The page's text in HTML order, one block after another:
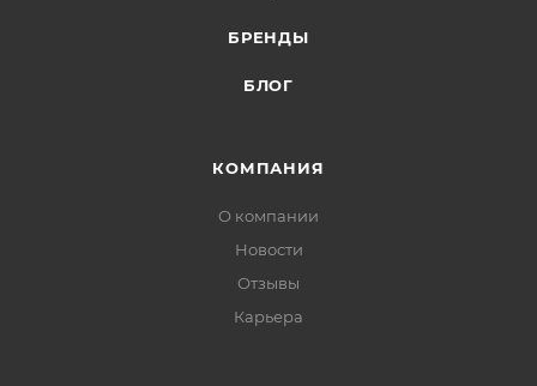
БРЕНДЫ
БЛОГ
КОМПАНИЯ
О компании
Новости
Отзывы
Карьера